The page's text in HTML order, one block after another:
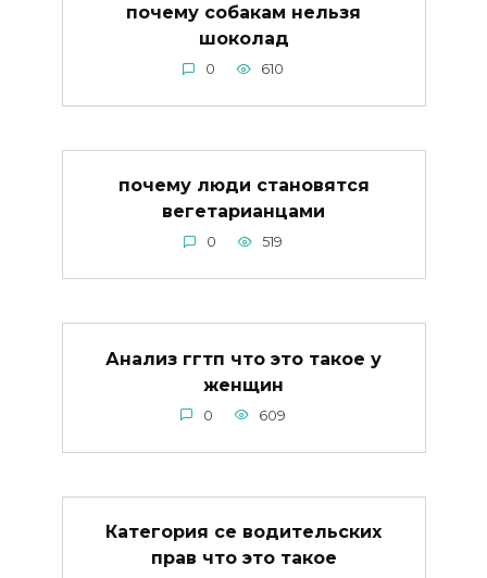
почему собакам нельзя
шоколад
0 610
почему люди становятся
вегетарианцами
0 519
Анализ ггтп что это такое у
женщин
0 609
Категория се водительских
прав что это такое